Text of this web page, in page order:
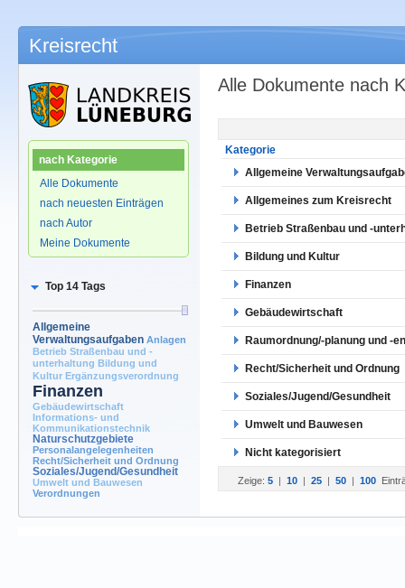
Kreisrecht
nach Kategorie
Alle Dokumente
nach neuesten Einträgen
nach Autor
Meine Dokumente
Top 14 Tags
Allgemeine
Verwaltungsaufgaben Anlagen
Betrieb Straßenbau und -
unterhaltung Bildung und
Kultur Ergänzungsverordnung
Finanzen
Gebäudewirtschaft
Informations- und
Kommunikationstechnik
Naturschutzgebiete
Personalangelegenheiten
Recht/Sicherheit und Ordnung
Soziales/Jugend/Gesundheit
Umwelt und Bauwesen
Verordnungen
Alle Dokumente nach
Kategorie
Allgemeine
Allgemeines zum Kreisrecht
Betrieb Straßenbau und -
Bildung und Kultur
Finanzen
Gebäudewirtschaft
Raumordnung/-planung und -
Recht/Sicherheit und Ordnung
Soziales/Jugend/Gesundheit
Umwelt und Bauwesen
Nicht kategorisiert
Zeige: 5 | 10 | 25 | 50 | 100